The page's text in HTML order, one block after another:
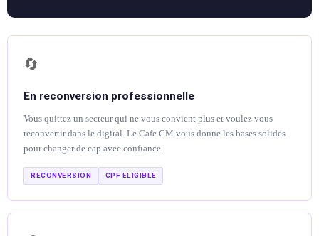
🔄
En reconversion professionnelle
Vous quittez un secteur qui ne vous convient plus et voulez vous
reconvertir dans le digital. Le Cafe CM vous donne les bases solides
pour changer de cap avec confiance.
RECONVERSION CPF ELIGIBLE